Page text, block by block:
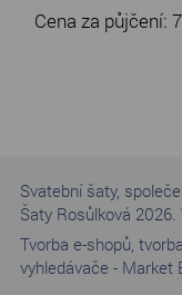
Cena za půjčení:
Svatební šaty,
Šaty Rosůlková
Tvorba e-shopů,
vyhledávače - Market